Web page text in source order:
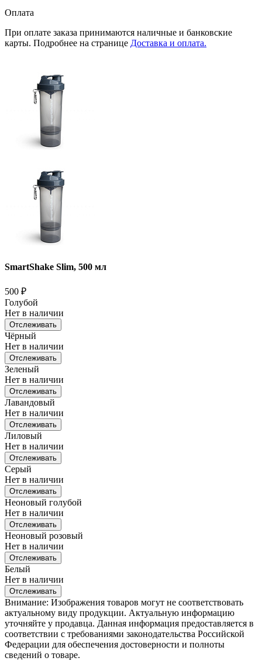
Оплата
При оплате заказа принимаются наличные и банковские
карты. Подробнее на странице Доставка и оплата.
SmartShake Slim, 500 мл
500 ₽
Голубой
Нет в наличии
Отслеживать
Чёрный
Нет в наличии
Отслеживать
Зеленый
Нет в наличии
Отслеживать
Лавандовый
Нет в наличии
Отслеживать
Лиловый
Нет в наличии
Отслеживать
Серый
Нет в наличии
Отслеживать
Неоновый голубой
Нет в наличии
Отслеживать
Неоновый розовый
Нет в наличии
Отслеживать
Белый
Нет в наличии
Отслеживать
Внимание: Изображения товаров могут не соответствовать
актуальному виду продукции. Актуальную информацию
уточняйте у продавца. Данная информация предоставляется в
соответствии с требованиями законодательства Российской
Федерации для обеспечения достоверности и полноты
сведений о товаре.